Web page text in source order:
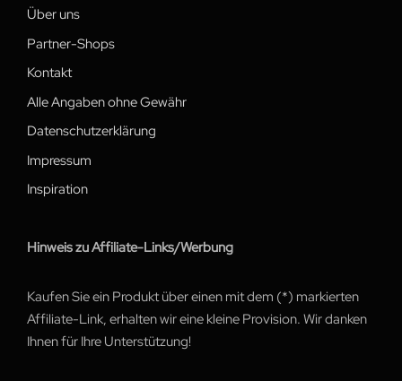
Über uns
Partner-Shops
Kontakt
Alle Angaben ohne Gewähr
Datenschutzerklärung
Impressum
Inspiration
Hinweis zu Affiliate-Links/Werbung
Kaufen Sie ein Produkt über einen mit dem (*) markierten
Affiliate-Link, erhalten wir eine kleine Provision. Wir danken
Ihnen für Ihre Unterstützung!